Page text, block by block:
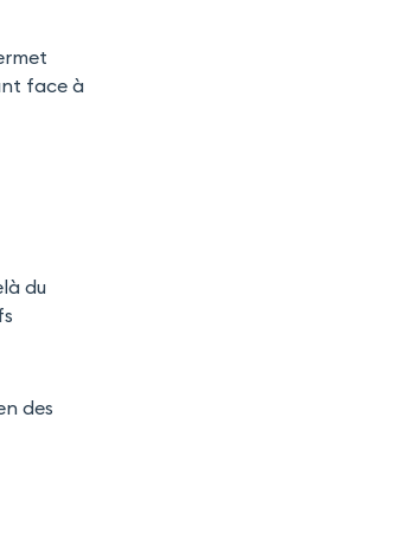
face à
du
des